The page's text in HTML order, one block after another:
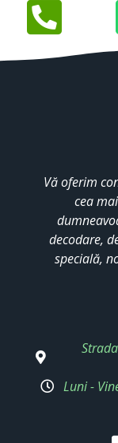
Vă oferim
cea
decodare,
specială,
Luni -